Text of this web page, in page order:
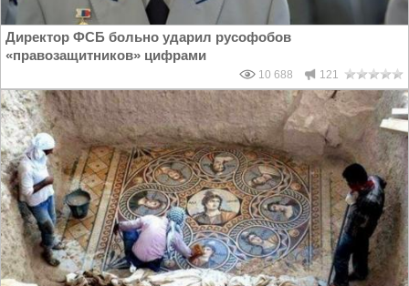
Директор ФСБ больно ударил русофобов
«правозащитников» цифрами
10 688 121